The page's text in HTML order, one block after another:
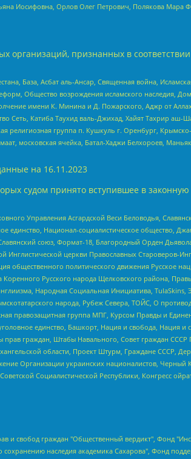
Иосифовна, Орлов Олег Петрович, Полякова Мара
признанных в
База, Асбат аль-Ансар, Священная война,
Общество возрождения исламского наследия,
имени К. Минина и Д. Пожарского, Аджр от
Сеть, Катиба Таухид валь-Джихад, Хайят Тахрир
религиозная группа п. Кушкуль г. Оренбург,
московская ячейка, Батал-Хаджи Белхороев,
на 16.11.2023
судом принято вступившее в
Управления Асгардской Веси Беловодья,
единство, Национал-социалистическое общество,
союз, Формат-18, Благородный Орден
Инглистической церкви Православных Староверов-
политического движения Русское
Русского народа Щелковского района,
Народная Социальная Инициатива,
народа, Рубеж Севера, ТОЙС, О
правозащитная группа МПГ, Курсом Правды и
единство, Башкорт, Нация и свобода, Нация
граждан, Штабы Навального, Совет граждан СССР
области, Проект Штурм, Граждане СССР,
Организации украинских националистов, Черный
Социалистической Республики, Конгресс
Жилинский Владимир Александрович, Общество с ограниченной ответственностью "ЗП", Иванова София Юрьевна, Карезина Инна Павловна, Кильтау Екатерина Викторовна, Петров Алексей Викторович, Пискунов Сергей Евгеньевич, Смирнов Сергей Сергеевич, Тихонов Михаил Сергеевич, Общество с ограниченной ответственностью "ЖУРНАЛИСТ-ИНОСТРАННЫЙ АГЕНТ", Арапова Галина Юрьевна, Вольтская Татьяна Анатольевна, Американская компания "Mason G.E.S. Anonymous Foundation" (США), являющаяся владельцем интернет-издания https://mnews.world/, Компания "Stichting Bellingcat", зарегистрированная в Нидерландах (дата регистрации 11.07.2018), Захаров Андрей Вячеславович, Клепиковская Екатерина Дмитриевна, Общество с ограниченной ответственностью "МЕМО", Перл Роман Александрович, Симонов Евгений Алексеевич, Соловьева Елена Анатольевна, Сотников Даниил Владимирович, Сурначева Елизавета Дмитриевна, Автономная некоммерческая организация по защите прав человека и информированию населения "Якутия – Наше Мнение", Общество с ограниченной ответственностью "Москоу диджитал медиа", с 26.01.2023 Общество с ограниченной ответственностью "Чайка Белые сады", Ветошкина Валерия Валерьевна, Заговора Максим Александрович, Межрегиональное общественное движение "Российская ЛГБТ - сеть", Оленичев Максим Владимирович, Павлов Иван Юрьевич, Скворцова Елена Сергеевна, Общество с ограниченной ответственностью "Как бы инагент", Кочетков Игорь Викторович, Общество с ограниченной ответственностью "Честные выборы", Еланчик Олег Александрович, Общество с ограниченной ответственностью "Нобелевский призыв", Гималова Регина Эмилевна, Григорьев Андрей Валерьевич, Григорьева Алина Александровна, Ассоциация по содействию защите прав призывников, альтернативнослужащих и военнослужащих "Правозащитная группа "Гражданин.Армия.Право", Хисамова Регина Фаритовна, Автономная некоммерческая организация по реализации социально-правовых программ "Лилит", Дальневосточное общественное движение "Маяк", Санкт-Петербургская ЛГБТ-инициативная группа "Выход", Инициативная группа ЛГБТ+ "Реверс", Алексеев Андрей Викторович, Бекбулатова Таисия Львовна, Беляев Иван Михайлович, Владыкина Елена Сергеевна, Гельман Марат Александрович, Никульшина Вероника Юрьевна, Толоконникова Надежда Андреевна, Шендерович Виктор Анатольевич, Общество с ограниченной